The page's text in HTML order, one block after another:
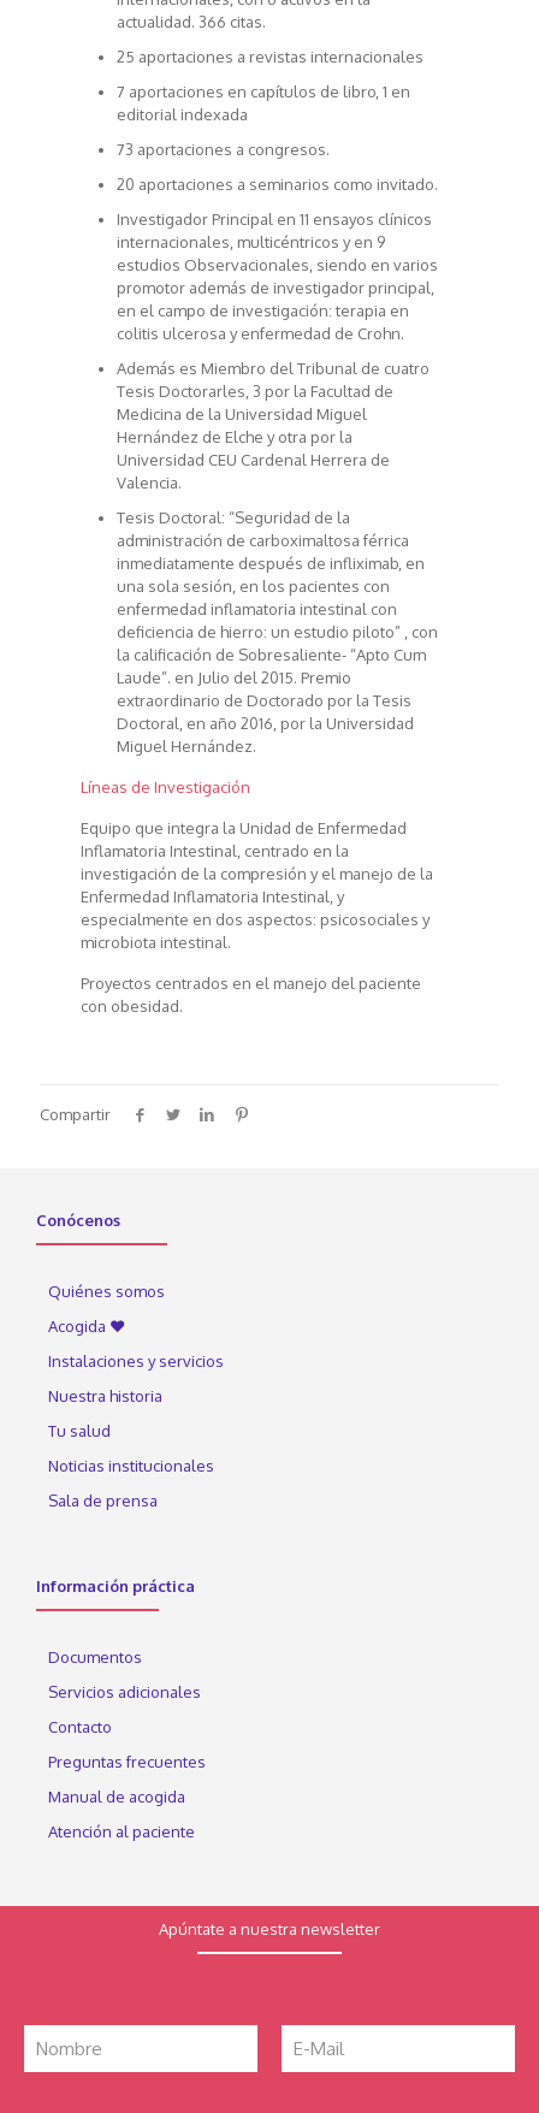
actualidad. 366 citas.
25 aportaciones a revistas internacionales
7 aportaciones en capítulos de libro, 1 en
editorial indexada
73 aportaciones a congresos.
20 aportaciones a seminarios como invitado.
Investigador Principal en 11 ensayos clínicos
internacionales, multicéntricos y en 9
estudios Observacionales, siendo en varios
promotor además de investigador principal,
en el campo de investigación: terapia en
colitis ulcerosa y enfermedad de Crohn.
Además es Miembro del Tribunal de cuatro
Tesis Doctorarles, 3 por la Facultad de
Medicina de la Universidad Miguel
Hernández de Elche y otra por la
Universidad CEU Cardenal Herrera de
Valencia.
Tesis Doctoral: “Seguridad de la
administración de carboximaltosa férrica
inmediatamente después de infliximab, en
una sola sesión, en los pacientes con
enfermedad inflamatoria intestinal con
deficiencia de hierro: un estudio piloto” , con
la calificación de Sobresaliente- “Apto Cum
Laude”. en Julio del 2015. Premio
extraordinario de Doctorado por la Tesis
Doctoral, en año 2016, por la Universidad
Miguel Hernández.
Líneas de Investigación
Equipo que integra la Unidad de Enfermedad
Inflamatoria Intestinal, centrado en la
investigación de la compresión y el manejo de la
Enfermedad Inflamatoria Intestinal, y
especialmente en dos aspectos: psicosociales y
microbiota intestinal.
Proyectos centrados en el manejo del paciente
con obesidad.
Compartir
Conócenos
Quiénes somos
Acogida ♥
Instalaciones y servicios
Nuestra historia
Tu salud
Noticias institucionales
Sala de prensa
Información práctica
Documentos
Servicios adicionales
Contacto
Preguntas frecuentes
Manual de acogida
Atención al paciente
Apúntate a nuestra newsletter